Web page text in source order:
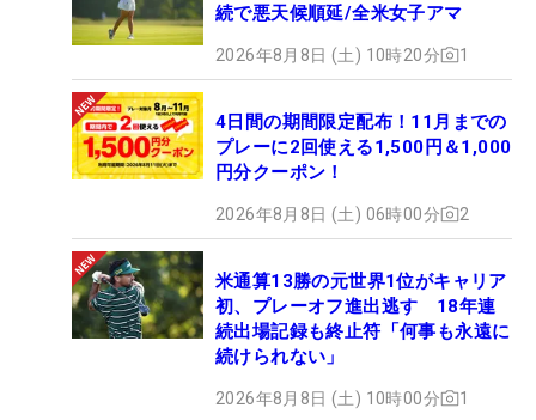
続で悪天候順延/全米女子アマ
2026年8月8日 (土) 10時20分 1
4日間の期間限定配布！11月までの
プレーに2回使える1,500円＆1,000
円分クーポン！
2026年8月8日 (土) 06時00分 2
米通算13勝の元世界1位がキャリア
初、プレーオフ進出逃す 18年連
続出場記録も終止符「何事も永遠に
続けられない」
2026年8月8日 (土) 10時00分 1